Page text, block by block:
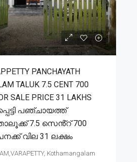
PANCHAYATH
TALUK 7.5 CENT 700
SALE PRICE 31 LAKHS
പഞ്ചായത്ത്
7.5 സെൻ്റ് 700
വില 31 ലക്ഷം
Kothamangalam